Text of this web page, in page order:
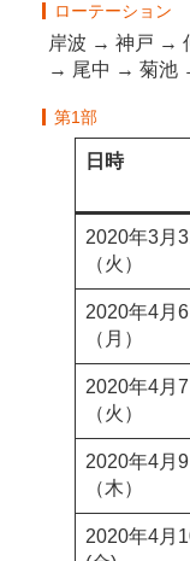
ローテーション
岸波 → 神戸 →
→ 尾中 → 菊池
第1部
日時
2020年3月
（火）
2020年4月6
（月）
2020年4月7
（火）
2020年4月9
（木）
2020年4月